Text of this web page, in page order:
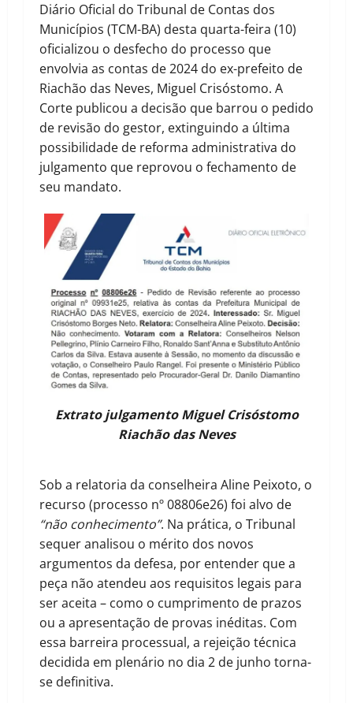
Diário Oficial do Tribunal de Contas dos
Municípios (TCM-BA) desta quarta-feira (10)
oficializou o desfecho do processo que
envolvia as contas de 2024 do ex-prefeito de
Riachão das Neves, Miguel Crisóstomo. A
Corte publicou a decisão que barrou o pedido
de revisão do gestor, extinguindo a última
possibilidade de reforma administrativa do
julgamento que reprovou o fechamento de
seu mandato.
Extrato julgamento Miguel Crisóstomo
Riachão das Neves
Sob a relatoria da conselheira Aline Peixoto, o
recurso (processo nº 08806e26) foi alvo de
“não conhecimento”. Na prática, o Tribunal
sequer analisou o mérito dos novos
argumentos da defesa, por entender que a
peça não atendeu aos requisitos legais para
ser aceita – como o cumprimento de prazos
ou a apresentação de provas inéditas. Com
essa barreira processual, a rejeição técnica
decidida em plenário no dia 2 de junho torna-
se definitiva.